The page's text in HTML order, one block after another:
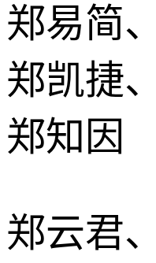
郑易简
郑凯捷
郑知因
郑云君